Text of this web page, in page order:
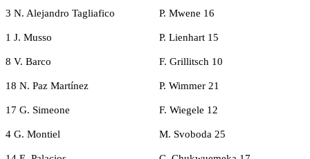
3 N. Alejandro Tagliafico P. Mwene 16
1 J. Musso P. Lienhart 15
8 V. Barco F. Grillitsch 10
18 N. Paz Martínez P. Wimmer 21
17 G. Simeone F. Wiegele 12
4 G. Montiel M. Svoboda 25